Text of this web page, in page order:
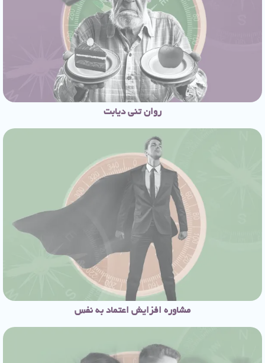
روان تنی دیابت
مشاوره افزایش اعتماد به نفس